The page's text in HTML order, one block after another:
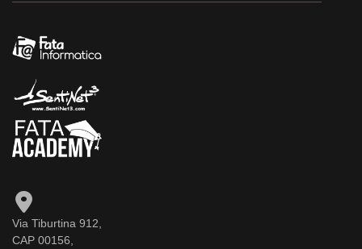
Via Tiburtina 912,
CAP 00156,